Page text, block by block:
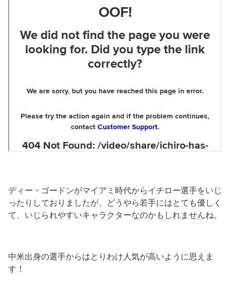
ディー・ゴードンがマイアミ時代からイチロー選手をいじ
ったりしておりましたが、どうやら若手にはとても優しく
て、いじられやすいキャラクターなのかもしれませんね。
中米出身の選手からはとりわけ人気が高いように思えま
す！